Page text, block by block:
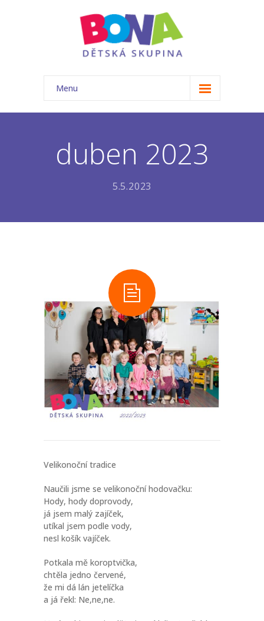
Menu
ÚVOD
-- Akce
-- Informace a tipy pro rodiče
-- Dokumenty ke stažení
-- Přihláška - formulář
-- FAQ – otázky a odpovědi
NOVINKY
O PROJEKTU
FACEBOOK
INSTAGRAM
duben 2023
5.5.2023
Velikonoční tradice
Naučili jsme se velikonoční hodovačku:
Hody, hody doprovody,
já jsem malý zajíček,
utíkal jsem podle vody,
nesl košík vajíček.
Potkala mě koroptvička,
chtěla jedno červené,
že mi dá lán jetelíčka
a já řekl: Ne,ne,ne.